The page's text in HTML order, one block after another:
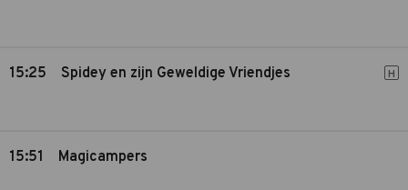
15:25 Spidey en zijn Geweldige Vriendjes H
15:51 Magicampers